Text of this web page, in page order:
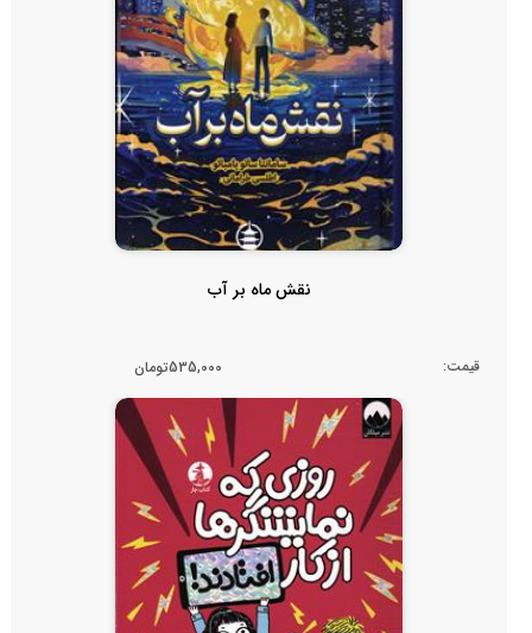
نقش ماه بر آب
قیمت: 535,000تومان